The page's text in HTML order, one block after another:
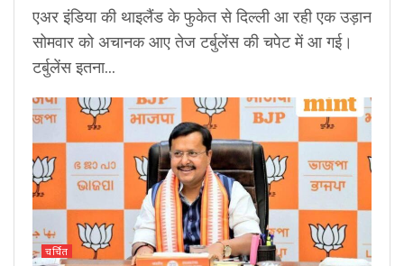
एअर इंडिया की थाइलैंड के फुकेत से दिल्ली आ रही एक उड़ान
सोमवार को अचानक आए तेज टर्बुलेंस की चपेट में आ गई।
टर्बुलेंस इतना...
चर्चित